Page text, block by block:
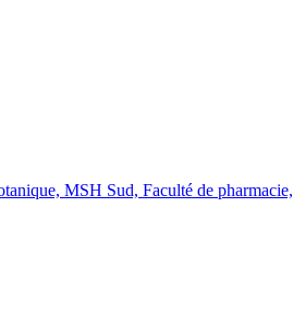
MSH Sud, Faculté de